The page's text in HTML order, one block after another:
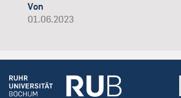
Von
01.06.2023